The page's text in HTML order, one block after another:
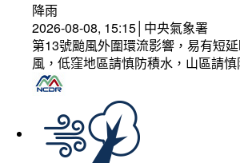
降雨
2026-08-08, 15:15│中央氣象署
第13號颱風外圍環流影響，易有短
風，低窪地區請慎防積水，山區請